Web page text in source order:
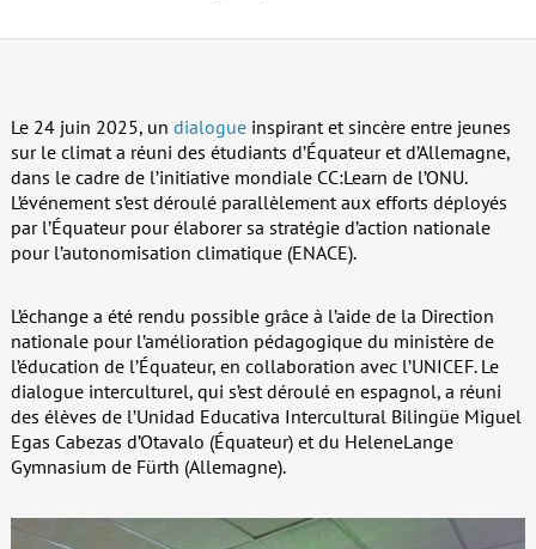
Le 24 juin 2025, un dialogueinspirant et sincère entre jeunes
sur le climat a réuni des étudiants d’Équateur et d’Allemagne,
dans le cadre de l’initiative mondiale CC:Learn de l’ONU.
L’événement s’est déroulé parallèlement aux efforts déployés
par l’Équateur pour élaborer sa stratégie d’action nationale
pour l’autonomisation climatique (ENACE).
L’échange a été rendu possible grâce à l’aide de la Direction
nationale pour l’amélioration pédagogique du ministère de
l’éducation de l’Équateur, en collaboration avec l’UNICEF. Le
dialogue interculturel, qui s’est déroulé en espagnol, a réuni
des élèves de l’Unidad Educativa Intercultural Bilingüe Miguel
Egas Cabezas d’Otavalo (Équateur) et du HeleneLange
Gymnasium de Fürth (Allemagne).